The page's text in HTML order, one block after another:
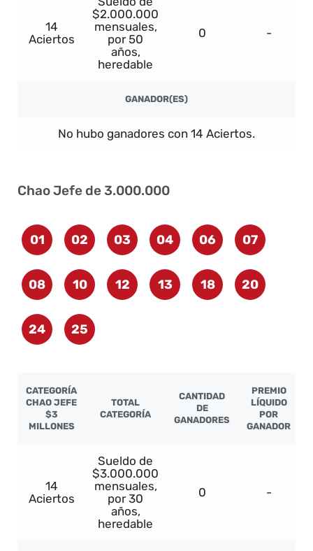
14
Aciertos
$2.000.000
mensuales,
por 50
años,
heredable
0 -
GANADOR(ES)
No hubo ganadores con 14 Aciertos.
Chao Jefe de 3.000.000
01 02 03 04 06 07
08 10 12 13 18 20
24 25
CATEGORÍA
CHAO JEFE
$3
MILLONES
TOTAL
CATEGORÍA
CANTIDAD
DE
GANADORES
PREMIO
LÍQUIDO
POR
GANADOR
14
Aciertos
Sueldo de
$3.000.000
mensuales,
por 30
años,
heredable
0 -